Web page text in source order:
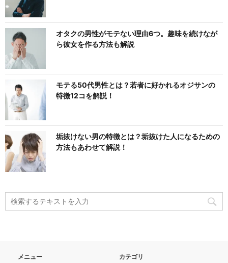
オタクの男性がモテない理由6つ。趣味を続けなが
ら彼女を作る方法も解説
モテる50代男性とは？若者に好かれるオジサンの
特徴12コを解説！
垢抜けない男の特徴とは？垢抜けた人になるための
方法もあわせて解説！
メニュー カテゴリ